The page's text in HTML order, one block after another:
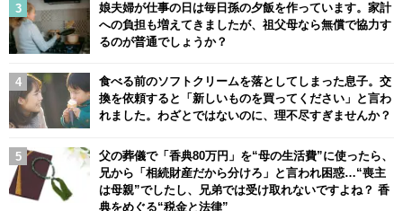
娘夫婦が仕事の日は毎日孫の夕飯を作っています。家計
への負担も増えてきましたが、祖父母なら無償で協力す
るのが普通でしょうか？
食べる前のソフトクリームを落としてしまった息子。交
換を依頼すると「新しいものを買ってください」と言わ
れました。わざとではないのに、理不尽すぎませんか？
父の葬儀で「香典80万円」を“母の生活費”に使ったら、
兄から「相続財産だから分けろ」と言われ困惑…“喪主
は母親”でしたし、兄弟では受け取れないですよね？ 香
典をめぐる“税金と法律”